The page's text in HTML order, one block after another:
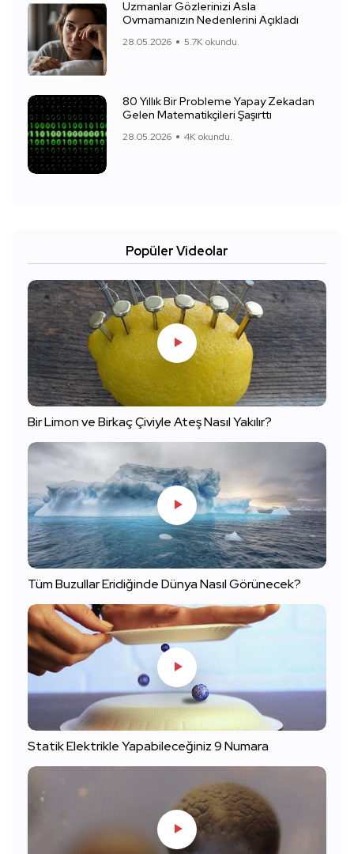
Uzmanlar Gözlerinizi Asla
Ovmamanızın Nedenlerini Açıkladı
28.05.2026 5.7K okundu.
80 Yıllık Bir Probleme Yapay Zekadan
Gelen Matematikçileri Şaşırttı
28.05.2026 4K okundu.
Popüler Videolar
Bir Limon ve Birkaç Çiviyle Ateş Nasıl Yakılır?
Tüm Buzullar Eridiğinde Dünya Nasıl Görünecek?
Statik Elektrikle Yapabileceğiniz 9 Numara